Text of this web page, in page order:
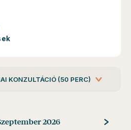
KONZULTÁCIÓ (50 PERC)
2026